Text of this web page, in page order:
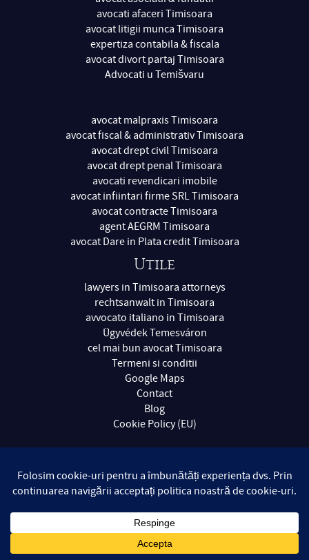
avocati afaceri Timisoara
avocat litigii munca Timisoara
expertiza contabila & fiscala
avocat divort partaj Timisoara
Advocati u Temišvaru
avocat malpraxis Timisoara
avocat fiscal & administrativ Timisoara
avocat drept civil Timisoara
avocat drept penal Timisoara
avocati revendicari imobile
avocat infiintari firme SRL Timisoara
avocat contracte Timisoara
agent AEGRM Timisoara
avocat Dare in Plata credit Timisoara
Utile
lawyers in Timisoara attorneys
rechtsanwalt in Timisoara
avvocato italiano in Timisoara
Ügyvédek Temesváron
cel mai bun avocat Timisoara
Termeni si conditii
Google Maps
Contact
Blog
Cookie Policy (EU)
Copyright © 2004-2026 Alexandru, Andreas și Asociații —
Avocați și Experți Contabili / Timisoara / Romania / Toate